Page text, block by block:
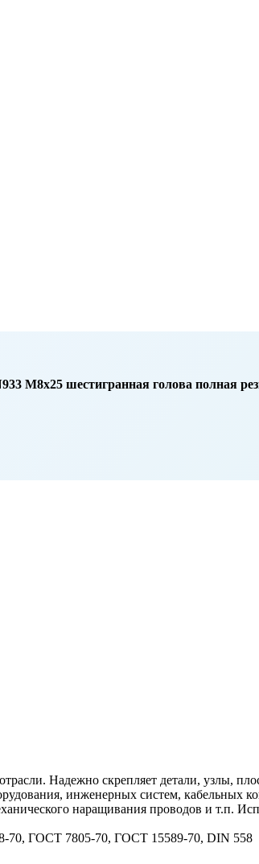
М8х25 шестигранная голова полная
Надежно скрепляет детали, узлы,
инженерных систем, кабельных
наращивания проводов и т.п.
70, ГОСТ 7805-70, ГОСТ 15589-70, DIN 558